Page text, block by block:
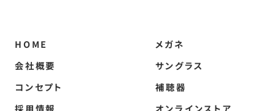
HOME
会社概要
コンセプト
メガネ
サングラス
補聴器